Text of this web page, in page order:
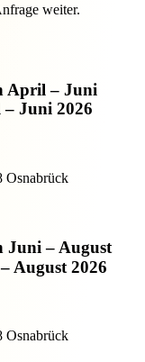
weiter.
April – Juni
Juni 2026
Osnabrück
Juni – August
August 2026
Osnabrück